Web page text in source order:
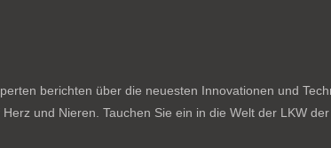
berichten über die neuesten Innovationen und
und Nieren. Tauchen Sie ein in die Welt der LKW